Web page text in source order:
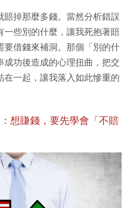
賠掉那麼多錢。當然分析錯誤
一些別的什麼，讓我死抱著賠
要借錢來補洞。那個「別的什
成功後造成的心理扭曲，把交
在一起，讓我落入如此慘重的
想賺錢，要先學會「不賠